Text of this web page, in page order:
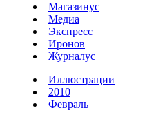
Магазинус
Медиа
Экспресс
Иронов
Журналус
Иллюстрации
2010
Февраль